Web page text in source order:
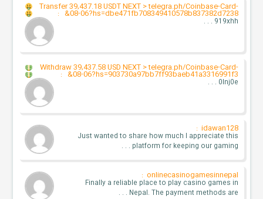
Transfer 39,437.18 USDT NEXT > telegra.ph/Coinbase-Card-
08-06?hs=dbe471fb708349410578b837382d7238&
:
919xhh . . .
Withdraw 39,437.58 USD NEXT > telegra.ph/Coinbase-Card-
08-06?hs=903730a97bb7ff93baeb41a3316991f3&
:
0lnj0e . . .
idawan128 :
Just wanted to share how much I appreciate this
platform for keeping our gaming . . .
onlinecasinogamesinnepal :
Finally a reliable place to play casino games in
Nepal. The payment methods are . . .